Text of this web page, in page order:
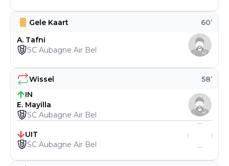
Wissel 58’
IN
E. Mayilla
SC Aubagne Air Bel
UIT
SC Aubagne Air Bel
Gele Kaart 60’
A. Tafni
SC Aubagne Air Bel